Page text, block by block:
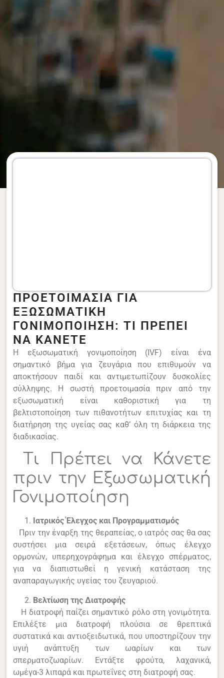
ΠΡΟΕΤΟΙΜΑΣΙΑ ΓΙΑ
ΕΞΩΣΩΜΑΤΙΚΗ
ΓΟΝΙΜΟΠΟΙΗΣΗ: ΤΙ ΠΡΕΠΕΙ
ΝΑ ΚΑΝΕΤΕ
Η εξωσωματική γονιμοποίηση (IVF) είναι ένα
σημαντικό βήμα για ζευγάρια που επιθυμούν να
αποκτήσουν παιδί και αντιμετωπίζουν δυσκολίες
σύλληψης. Η σωστή προετοιμασία πριν από την
εξωσωματική είναι καθοριστική για τη
βελτιστοποίηση των πιθανοτήτων επιτυχίας και τη
διατήρηση της υγείας σας καθ’ όλη τη διάρκεια της
διαδικασίας.
Τι Πρέπει να Κάνετε
πριν την Εξωσωματική
Γονιμοποίηση
Ιατρικός Έλεγχος και Προγραμματισμός
Πριν την έναρξη της θεραπείας, ο ιατρός σας θα σας
συστήσει μια σειρά εξετάσεων, όπως έλεγχο
ορμονών, υπερηχογράφημα και έλεγχο σπέρματος,
για να διαπιστωθεί η γενική κατάσταση της
αναπαραγωγικής υγείας του ζευγαριού.
Βελτίωση της Διατροφής
Η διατροφή παίζει σημαντικό ρόλο στη γονιμότητα.
Επιλέξτε μια διατροφή πλούσια σε θρεπτικά
συστατικά και αντιοξειδωτικά, που υποστηρίζουν την
υγιή ανάπτυξη των ωαρίων και των
σπερματοζωαρίων. Εντάξτε φρούτα, λαχανικά,
ωμέγα-3 λιπαρά και πρωτεΐνες στη διατροφή σας.